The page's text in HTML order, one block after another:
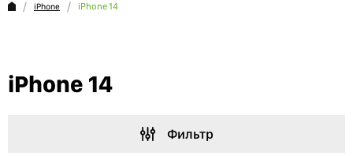
iPhone iPhone 14
iPhone 14
Фильтр